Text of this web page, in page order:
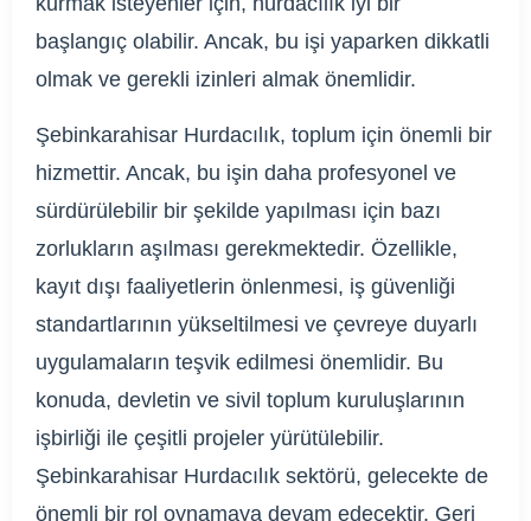
başlangıç olabilir. Ancak, bu işi yaparken dikkatli
olmak ve gerekli izinleri almak önemlidir.
Şebinkarahisar Hurdacılık, toplum için önemli bir
hizmettir. Ancak, bu işin daha profesyonel ve
sürdürülebilir bir şekilde yapılması için bazı
zorlukların aşılması gerekmektedir. Özellikle,
kayıt dışı faaliyetlerin önlenmesi, iş güvenliği
standartlarının yükseltilmesi ve çevreye duyarlı
uygulamaların teşvik edilmesi önemlidir. Bu
konuda, devletin ve sivil toplum kuruluşlarının
işbirliği ile çeşitli projeler yürütülebilir.
Şebinkarahisar Hurdacılık sektörü, gelecekte de
önemli bir rol oynamaya devam edecektir. Geri